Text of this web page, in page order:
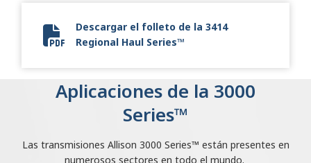
Allison 3414 Regional Haul Series.pdf
Descargar el folleto de la 3414
Regional Haul Series™
Aplicaciones de la 3000
Series™
Las transmisiones Allison 3000 Series™ están presentes en
numerosos sectores en todo el mundo.